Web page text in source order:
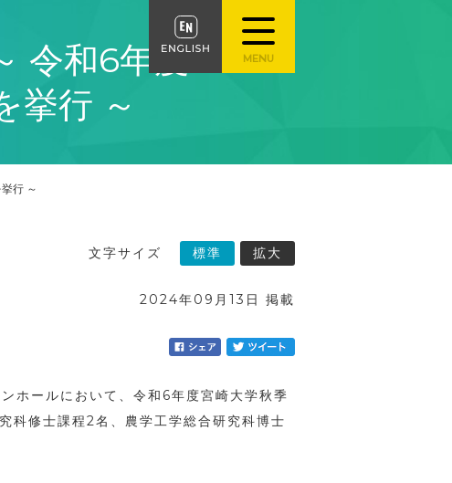
令和6年度
挙行 ～
行 ～
2024年09月13日 掲載
ホールにおいて、令和 6年度宮崎大学秋季
科修士課程2名、農学工学総合研究科博士
文字サイズ 標準 拡大